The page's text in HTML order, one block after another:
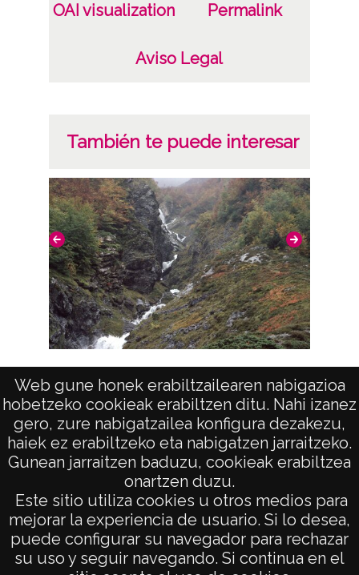
Web gune honek erabiltzailearen nabigazioa
hobetzeko cookieak erabiltzen ditu. Nahi izanez
gero, zure nabigatzailea konfigura dezakezu,
haiek ez erabiltzeko eta nabigatzen jarraitzeko.
Gunean jarraitzen baduzu, cookieak erabiltzea
onartzen duzu.
Este sitio utiliza cookies u otros medios para
mejorar la experiencia de usuario. Si lo desea,
puede configurar su navegador para rechazar
su uso y seguir navegando. Si continua en el
OAI visualization Permalink
Aviso Legal
También te puede interesar
AVISO LEGAL
POLÍTICA DE PRIVACIDAD
ACCESIBILIDAD
ATENCIÓN CIUDADANA